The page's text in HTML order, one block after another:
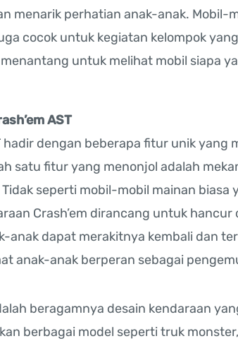
menarik perhatian anak-anak. Mobil-
cocok untuk kegiatan kelompok
untuk melihat mobil siapa
AST
hadir dengan beberapa fitur unik
satu fitur yang menonjol adalah
seperti mobil-mobil mainan biasa
Crash’em dirancang untuk
anak dapat merakitnya kembali dan
anak-anak berperan sebagai
beragamnya desain kendaraan
berbagai model seperti truk